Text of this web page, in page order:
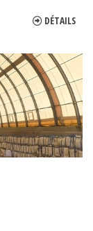
DÉTAILS